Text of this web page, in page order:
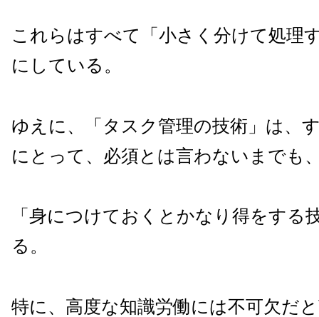
これらはすべて「小さく分けて処理
にしている。
ゆえに、「タスク管理の技術」は、
にとって、必須とは言わないまでも
「身につけておくとかなり得をする
る。
特に、高度な知識労働には不可欠だ